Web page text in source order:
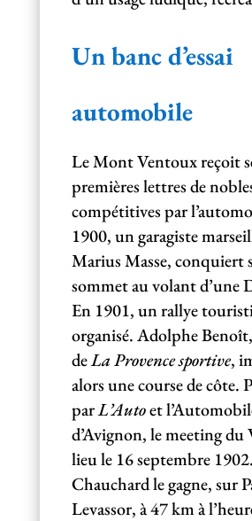
Un banc d’essai
automobile
Le Mont Ventoux reçoit
premières lettres de
compétitives par
1900, un garagiste
Marius Masse, conquiert
sommet au volant d’une
En 1901, un rallye
organisé. Adolphe
deLa Provence sportive,
alors une course de côte.
parL’Autoet
d’Avignon, le meeting du
lieu le 16 septembre
Chauchard le gagne, sur
Levassor, à 47 km à